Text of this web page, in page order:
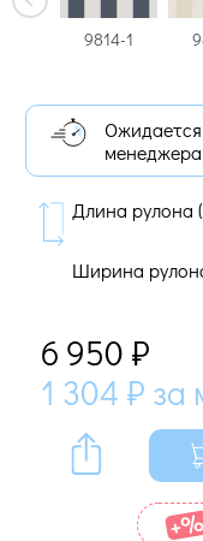
9814-1
Ожидается поступление, уточняйте у
менеджера
Длина рулона
Ширина
6 950 ₽
1 304 ₽ за